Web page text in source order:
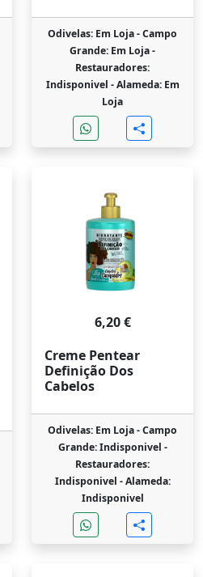
Odivelas: Em Loja -Campo
Grande: Em Loja -
Restauradores:
Indisponivel -Alameda: Em
Loja
6,20 €
Creme Pentear
Definição Dos
Cabelos
Odivelas: Em Loja -Campo
Grande: Indisponivel -
Restauradores:
Indisponivel -Alameda:
Indisponivel